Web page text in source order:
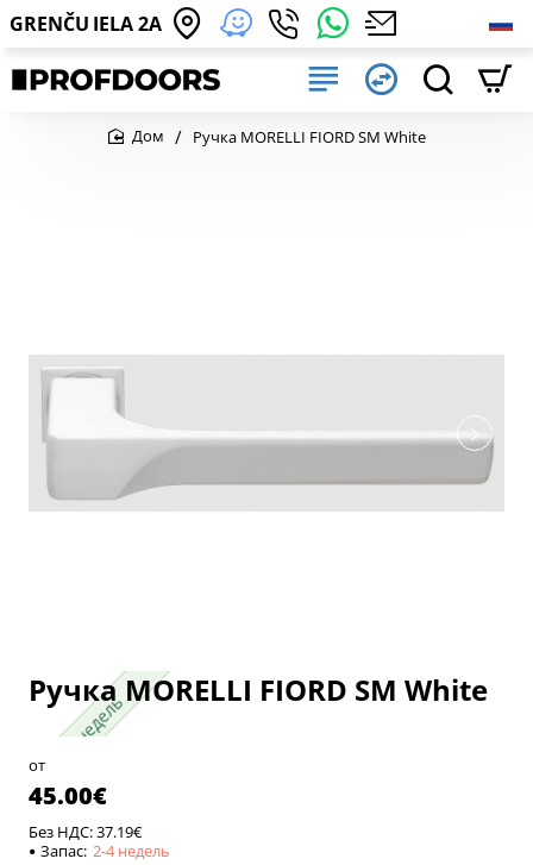
GRENČU IELA 2A
Ручка MORELLI FIORD SM White
2-4 недель
2-4 недель
Ручка MORELLI FIORD SM White
от
45.00€
Без НДС: 37.19€
Запас: 2-4 недель